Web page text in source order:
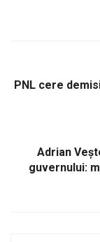
PNL cere
Adrian
guvernului: